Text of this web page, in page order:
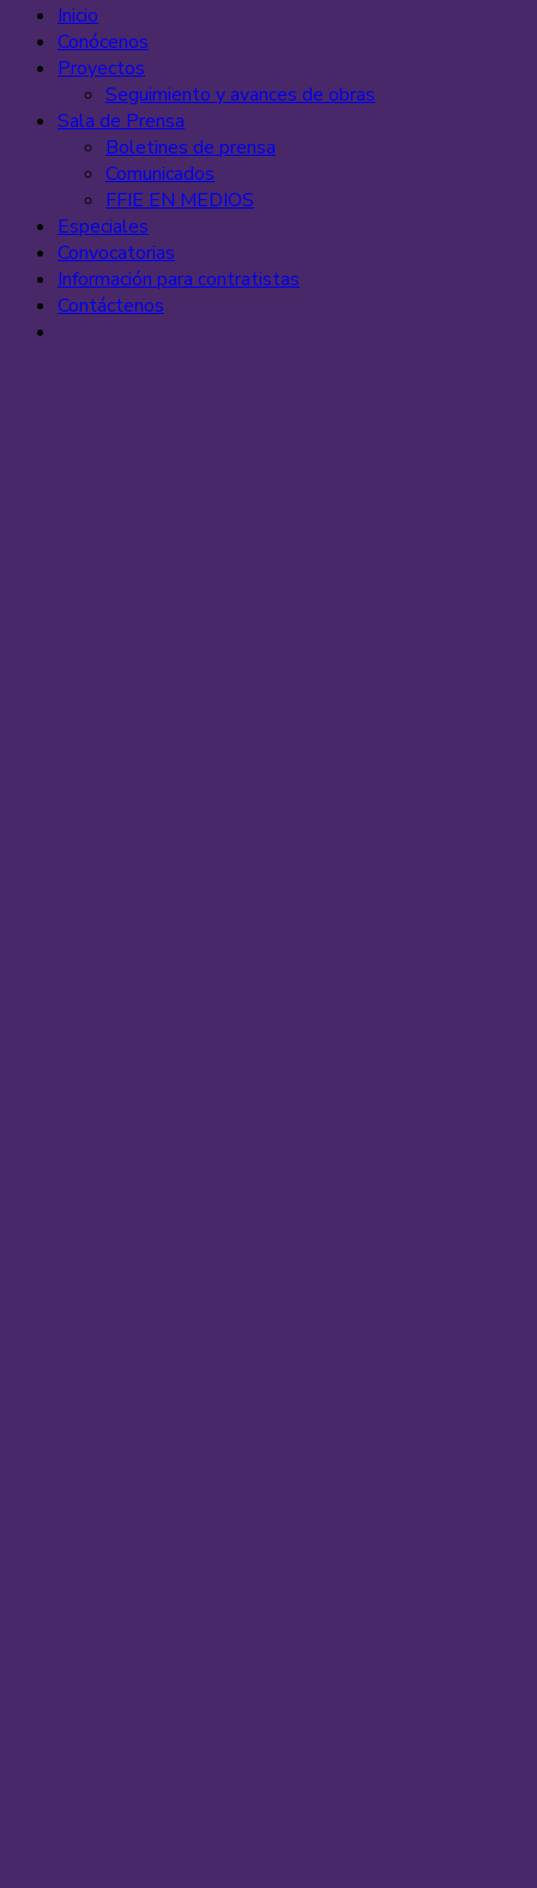
Inicio
Conócenos
Proyectos
Seguimiento y avances de obras
Sala de Prensa
Boletines de prensa
Comunicados
FFIE EN MEDIOS
Especiales
Convocatorias
Información para contratistas
Contáctenos